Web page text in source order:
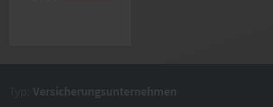
Typ: Versicherungsunternehmen